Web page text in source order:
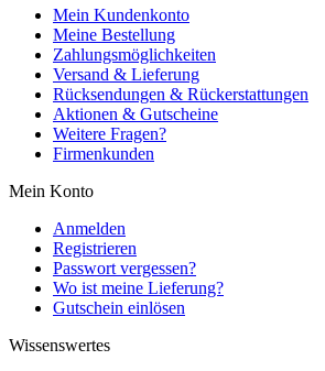
Mein Kundenkonto
Meine Bestellung
Zahlungsmöglichkeiten
Versand & Lieferung
Rücksendungen & Rückerstattungen
Aktionen & Gutscheine
Weitere Fragen?
Firmenkunden
Mein Konto
Anmelden
Registrieren
Passwort vergessen?
Wo ist meine Lieferung?
Gutschein einlösen
Wissenswertes